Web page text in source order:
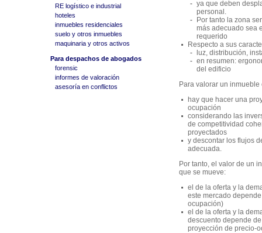
RE logístico e industrial
hoteles
inmuebles residenciales
suelo y otros inmuebles
maquinaria y otros activos
Para despachos de abogados
forensic
informes de valoración
asesoría en conflictos
ya que deben
personal.
Por tanto la zona
más adecuado sea
requerido
Respecto a sus
luz, distribución,
en resumen:
del edificio
Para valorar un inmueble
hay que hacer una
ocupación
considerando las
de competitividad
proyectados
y descontar los flujos
adecuada.
Por tanto, el valor de un
que se mueve:
el de la oferta y la
este mercado
ocupación)
el de la oferta y la
descuento depende
proyección de precio-